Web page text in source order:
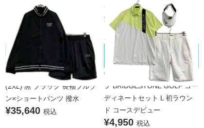
ツ×ハーフパンツ 大きいサイズ
¥13,365 税込
muta MARINE/ムータマリン
未使用品 メンズ ムータマリン
muta MARINE セットアップ 8
(2XL) 黒 ブラック 長袖ブルゾ
ン×ショートパンツ 撥水
¥35,640 税込
BRIDGESTONE GOLF/ブリヂストン
ゴルフ
中古 メンズ ブリヂストンゴル
フ BRIDGESTONE GOLF コー
ディネートセット L 初ラウン
ド コースデビュー
¥4,950 税込